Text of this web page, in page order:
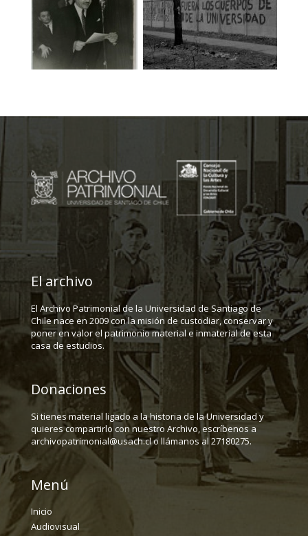
El archivo
El Archivo Patrimonial de la Universidad de Santiago de
Chile nace en 2009 con la misión de custodiar, conservar y
poner en valor el patrimonio material e inmaterial de esta
casa de estudios.
Donaciones
Si tienes material ligado a la historia de la Universidad y
quieres compartirlo con nuestro Archivo, escríbenos a
archivopatrimonial@usach.cl o llámanos al 27180275.
Menú
Inicio
Audiovisual